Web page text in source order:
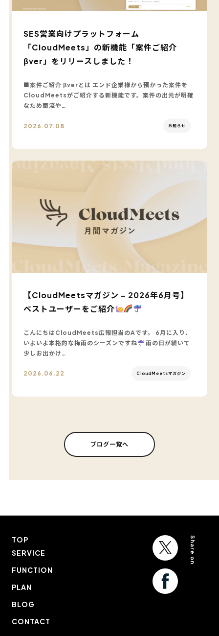
SES営業向けプラットフォーム
「CloudMeets」の新機能「案件ご紹介
βver」をリリースしました！
■案件ご紹介 βverとは エンド企業様から預かった案件を
CloudMeetsがご紹介する新機能です。案件の出元が明確
なため商流や…
2026.07.08 お知らせ
【CloudMeetsマガジン – 2026年6月号】
ベストユーザーをご紹介
こんにちはCloudMeets広報担当のAです。 6月に入り、
いよいよ本格的な梅雨のシーズンですね
雨の日が続いて
少しお出かけ…
2026.06.22 CloudMeetsマガジン
ブログ一覧へ
TOP
SERVICE
FUNCTION
PLAN
BLOG
CONTACT
Share on